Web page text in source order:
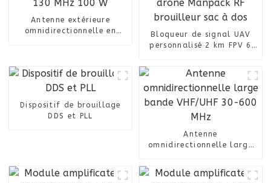
Antenne extérieure
omnidirectionnelle en
Bloqueur de signal UAV
personnalisé 2 km FPV 6
brouilleur sac à dos
Dispositif de brouillage
DDS et PLL
Antenne
omnidirectionnelle large